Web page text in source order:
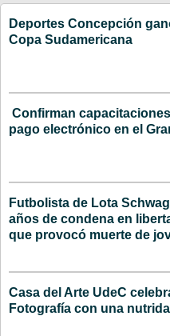
Deportes Concepción
Copa Sudamericana
Confirman
pago electrónico en el
Futbolista de Lota
años de condena en
que provocó muerte de
Casa del Arte UdeC
Fotografía con una